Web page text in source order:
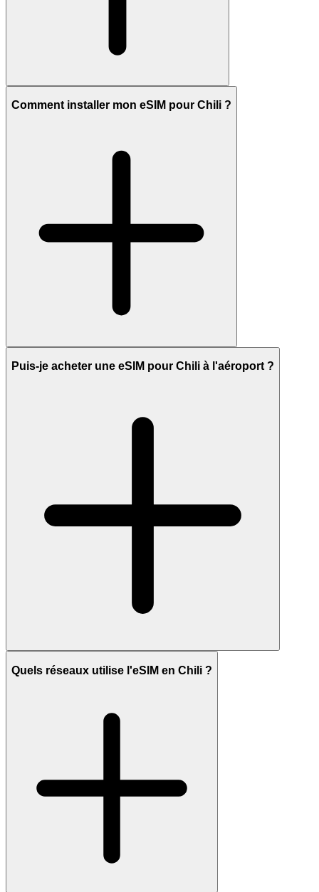
Comment installer mon eSIM pour Chili ?
Puis-je acheter une eSIM pour Chili à l'aéroport ?
Quels réseaux utilise l'eSIM en Chili ?